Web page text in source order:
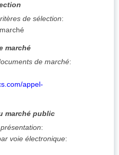
de sélection:
marché
de marché:
appel-
marché public
:
voie électronique: